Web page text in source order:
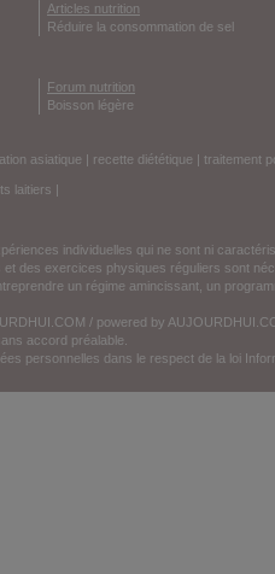
Articles nutrition
Réduire la consommation de sel
Forum nutrition
Boisson légère
asiatique | recette diététique | traitement
laitiers |
individuelles qui ne sont ni
des exercices physiques réguliers sont
un régime amincissant, un
/ powered by
accord préalable.
personnelles dans le respect de la loi